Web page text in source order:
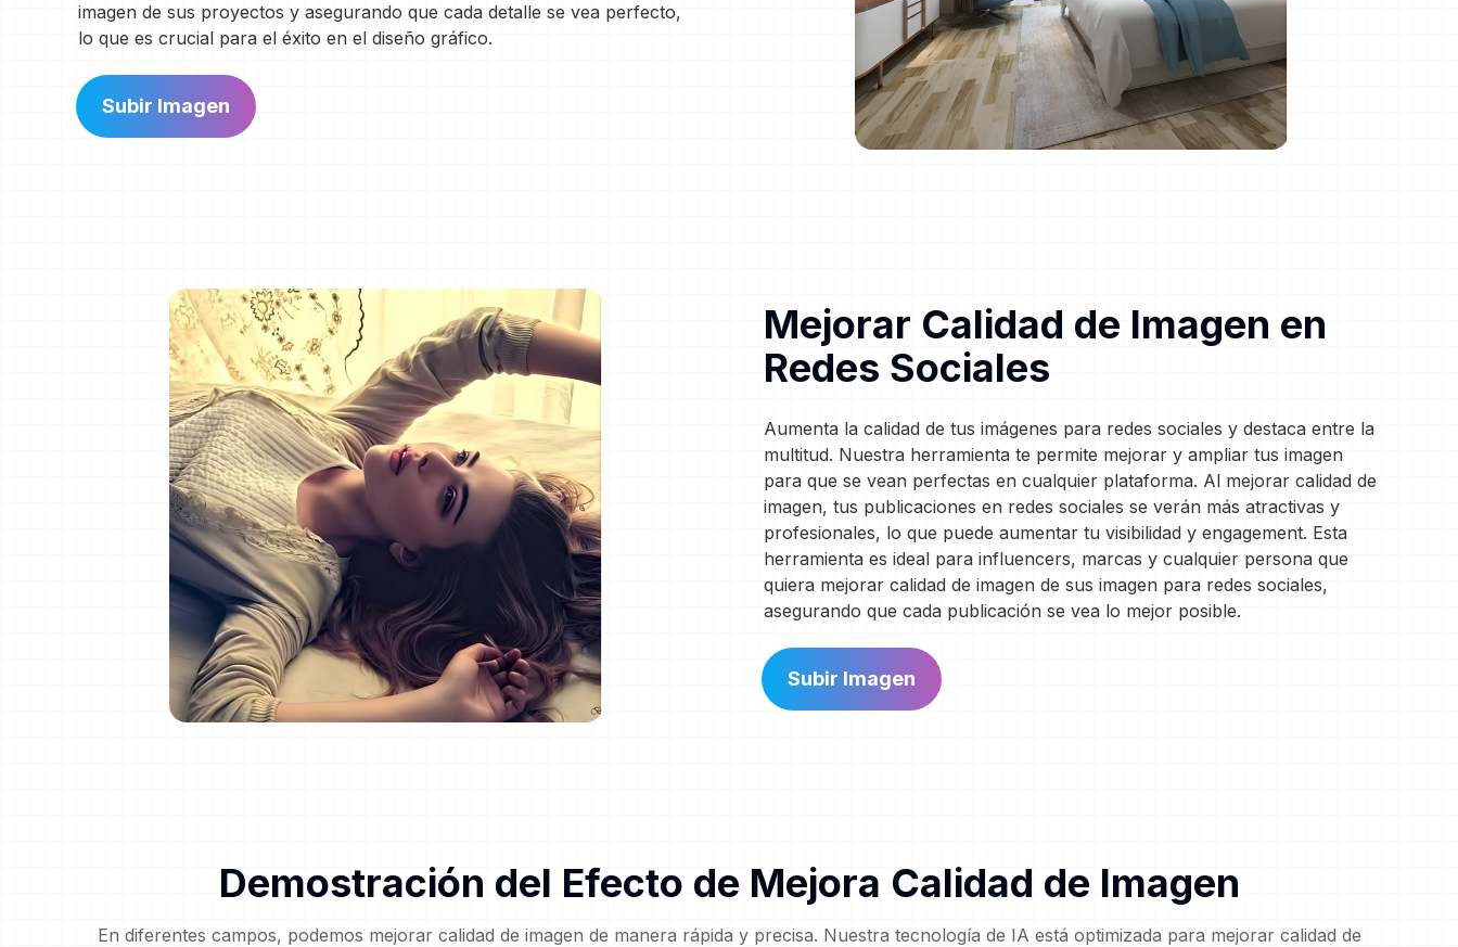
imagen de sus proyectos y asegurando que cada detalle se vea perfecto,
lo que es crucial para el éxito en el diseño gráfico.
Subir Imagen
Mejorar Calidad de Imagen en
Redes Sociales
Aumenta la calidad de tus imágenes para redes sociales y destaca entre la
multitud. Nuestra herramienta te permite mejorar y ampliar tus imagen
para que se vean perfectas en cualquier plataforma. Al mejorar calidad de
imagen, tus publicaciones en redes sociales se verán más atractivas y
profesionales, lo que puede aumentar tu visibilidad y engagement. Esta
herramienta es ideal para influencers, marcas y cualquier persona que
quiera mejorar calidad de imagen de sus imagen para redes sociales,
asegurando que cada publicación se vea lo mejor posible.
Subir Imagen
Demostración del Efecto de Mejora Calidad de Imagen
En diferentes campos, podemos mejorar calidad de imagen de manera rápida y precisa. Nuestra tecnología de IA está optimizada para mejorar calidad de